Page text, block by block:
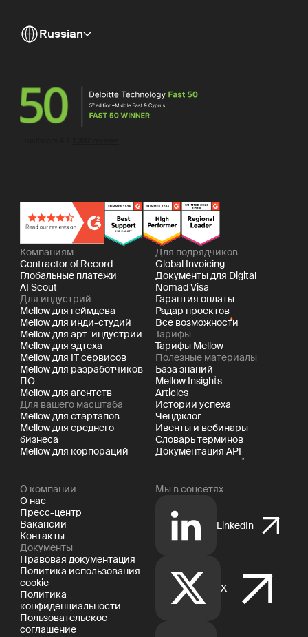
Russian
Компаниям
Contractor of Record
Глобальные платежи
AI Scout
Для индустрий
Mellow для геймдева
Mellow для инди-студий
Mellow для арт-индустрии
Mellow для эдтеха
Mellow для IT сервисов
Mellow для разработчиков
ПО
Mellow для агентств
Для вашего масштаба
Mellow для стартапов
Mellow для среднего
бизнеса
Mellow для корпораций
Для подрядчиков
Global Invoicing
Документы для Digital
Nomad Visa
Гарантия оплаты
Радар проектов
Все возможности
Тарифы
Тарифы Mellow
Полезные материалы
База знаний
Mellow Insights
Articles
Истории успеха
Ченджлог
Ивенты и вебинары
Словарь терминов
Документация API
О компании
О нас
Пресс-центр
Вакансии
Контакты
Документы
Правовая документация
Политика использования
cookie
Политика
конфиденциальности
Пользовательское
соглашение
Мы в соцсетях
LinkedIn
X